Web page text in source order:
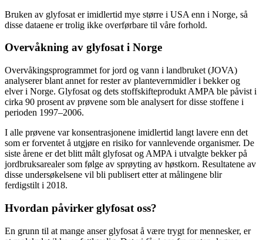
Bruken av glyfosat er imidlertid mye større i USA enn i Norge, så
disse dataene er trolig ikke overførbare til våre forhold.
Overvåkning av glyfosat i Norge
Overvåkingsprogrammet for jord og vann i landbruket (JOVA)
analyserer blant annet for rester av plantevernmidler i bekker og
elver i Norge. Glyfosat og dets stoffskifteprodukt AMPA ble påvist i
cirka 90 prosent av prøvene som ble analysert for disse stoffene i
perioden 1997–2006.
I alle prøvene var konsentrasjonene imidlertid langt lavere enn det
som er forventet å utgjøre en risiko for vannlevende organismer. De
siste årene er det blitt målt glyfosat og AMPA i utvalgte bekker på
jordbruksarealer som følge av sprøyting av høstkorn. Resultatene av
disse undersøkelsene vil bli publisert etter at målingene blir
ferdigstilt i 2018.
Hvordan påvirker glyfosat oss?
En grunn til at mange anser glyfosat å være trygt for mennesker, er